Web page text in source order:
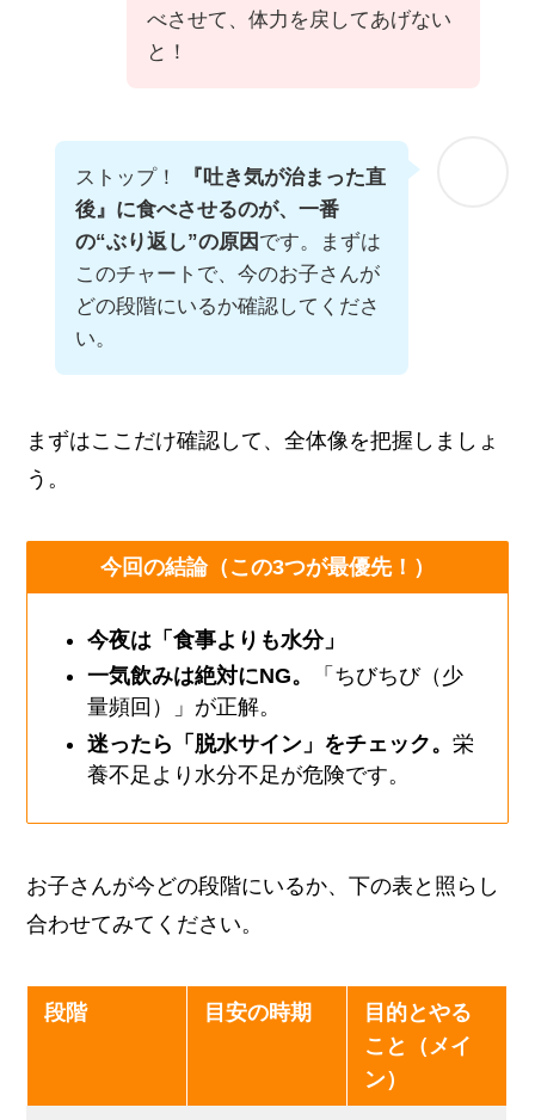
べさせて、体力を戻してあげない
と！
ストップ！
『吐き気が治まった直
後』に食べさせるのが、一番
の“ぶり返し”の原因 です。まずは
このチャートで、今のお子さんが
どの段階にいるか確認してくださ
い。
まずはここだけ確認して、全体像を把握しましょ
う。
今回の結論（この3つが最優先！）
今夜は「食事よりも水分」
一気飲みは絶対にNG。
「ちびちび（少
量頻回）」が正解。
迷ったら「脱水サイン」をチェック。 栄
養不足より水分不足が危険です。
お子さんが今どの段階にいるか、下の表と照らし
合わせてみてください。
段階 目安の時期
目的とやる
こと（メイ
ン）